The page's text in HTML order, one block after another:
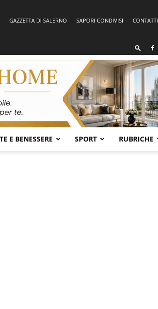
GAZZETTA DI SALERNO SAPORI CONDIVISI
CONTATTI
E BENESSERE SPORT RUBRICHE